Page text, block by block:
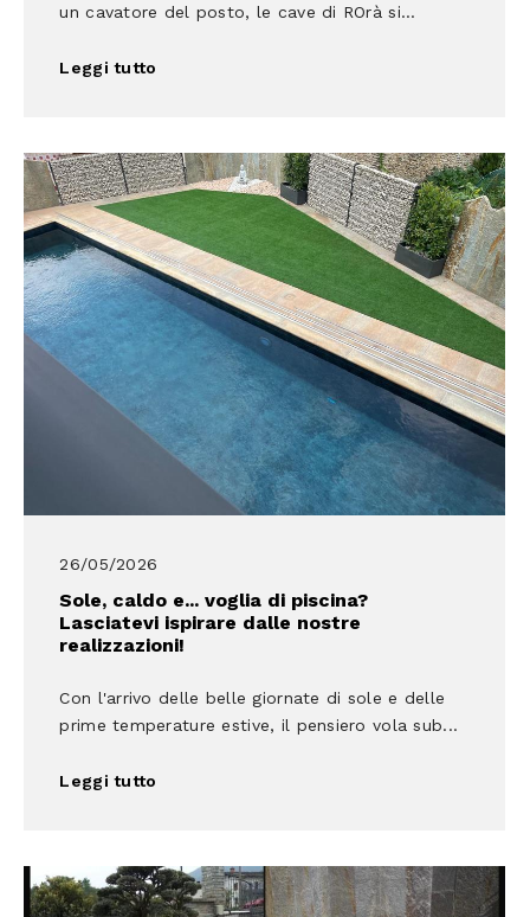
un cavatore del posto, le cave di ROrà si...
Leggi tutto
26/05/2026
Sole, caldo e... voglia di piscina?
Lasciatevi ispirare dalle nostre
realizzazioni!
Con l'arrivo delle belle giornate di sole e delle
prime temperature estive, il pensiero vola sub...
Leggi tutto